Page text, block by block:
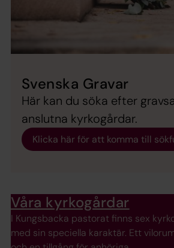
Svenska Gravar
Här kan du söka efter
anslutna kyrkogårdar.
Klicka här för att komma till
Våra kyrkogårdar
I Kungsbacka pastorat finns sex
med sin speciella karaktär. Ett